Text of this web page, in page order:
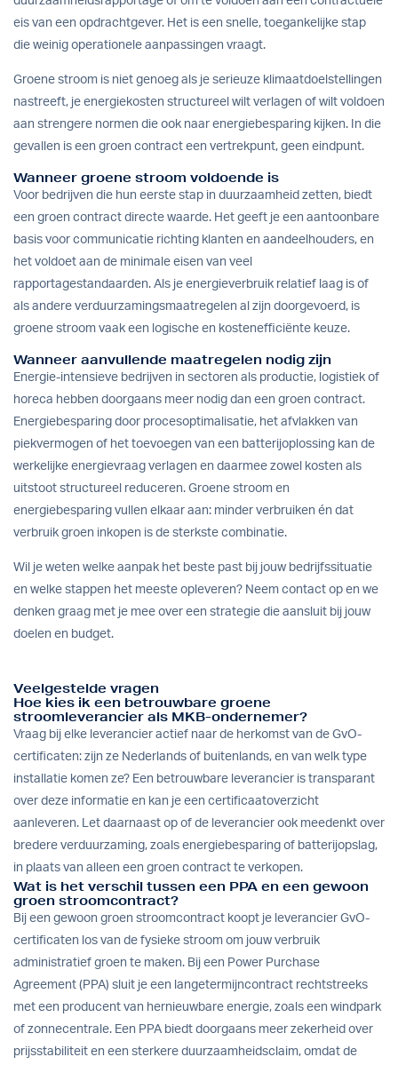
eis van een opdrachtgever. Het is een snelle, toegankelijke stap
die weinig operationele aanpassingen vraagt.
Groene stroom is niet genoeg als je serieuze klimaatdoelstellingen
nastreeft, je energiekosten structureel wilt verlagen of wilt voldoen
aan strengere normen die ook naar energiebesparing kijken. In die
gevallen is een groen contract een vertrekpunt, geen eindpunt.
Wanneer groene stroom voldoende is
Voor bedrijven die hun eerste stap in duurzaamheid zetten, biedt
een groen contract directe waarde. Het geeft je een aantoonbare
basis voor communicatie richting klanten en aandeelhouders, en
het voldoet aan de minimale eisen van veel
rapportagestandaarden. Als je energieverbruik relatief laag is of
als andere verduurzamingsmaatregelen al zijn doorgevoerd, is
groene stroom vaak een logische en kostenefficiënte keuze.
Wanneer aanvullende maatregelen nodig zijn
Energie-intensieve bedrijven in sectoren als productie, logistiek of
horeca hebben doorgaans meer nodig dan een groen contract.
Energiebesparing door procesoptimalisatie, het afvlakken van
piekvermogen of het toevoegen van een batterijoplossing kan de
werkelijke energievraag verlagen en daarmee zowel kosten als
uitstoot structureel reduceren. Groene stroom en
energiebesparing vullen elkaar aan: minder verbruiken én dat
verbruik groen inkopen is de sterkste combinatie.
Wil je weten welke aanpak het beste past bij jouw bedrijfssituatie
en welke stappen het meeste opleveren? Neem contact op en we
denken graag met je mee over een strategie die aansluit bij jouw
doelen en budget.
Veelgestelde vragen
Hoe kies ik een betrouwbare groene
stroomleverancier als MKB-ondernemer?
Vraag bij elke leverancier actief naar de herkomst van de GvO-
certificaten: zijn ze Nederlands of buitenlands, en van welk type
installatie komen ze? Een betrouwbare leverancier is transparant
over deze informatie en kan je een certificaatoverzicht
aanleveren. Let daarnaast op of de leverancier ook meedenkt over
bredere verduurzaming, zoals energiebesparing of batterijopslag,
in plaats van alleen een groen contract te verkopen.
Wat is het verschil tussen een PPA en een gewoon
groen stroomcontract?
Bij een gewoon groen stroomcontract koopt je leverancier GvO-
certificaten los van de fysieke stroom om jouw verbruik
administratief groen te maken. Bij een Power Purchase
Agreement (PPA) sluit je een langetermijncontract rechtstreeks
met een producent van hernieuwbare energie, zoals een windpark
of zonnecentrale. Een PPA biedt doorgaans meer zekerheid over
prijsstabiliteit en een sterkere duurzaamheidsclaim, omdat de